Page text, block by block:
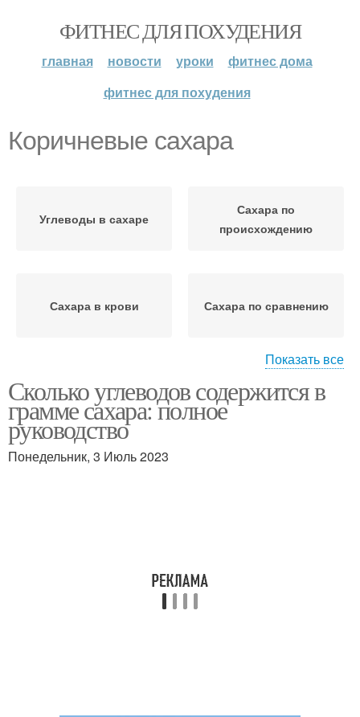
ФИТНЕС ДЛЯ ПОХУДЕНИЯ
главная новости уроки
фитнес дома
фитнес для похудения
Коричневые сахара
Углеводы в сахаре
Сахара по
происхождению
Сахара в крови Сахара по сравнению
Сахара для здоровья
Показать все
Сколько углеводов содержится в
грамме сахара: полное
руководство
Понедельник, 3 Июль 2023